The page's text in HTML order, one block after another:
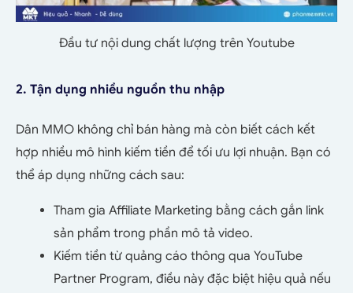
Đầu tư nội dung chất lượng trên Youtube
2. Tận dụng nhiều nguồn thu nhập
Dân MMO không chỉ bán hàng mà còn biết cách kết
hợp nhiều mô hình kiếm tiền để tối ưu lợi nhuận. Bạn có
thể áp dụng những cách sau:
Tham gia Affiliate Marketing bằng cách gắn link
sản phẩm trong phần mô tả video.
Kiếm tiền từ quảng cáo thông qua YouTube
Partner Program, điều này đặc biệt hiệu quả nếu